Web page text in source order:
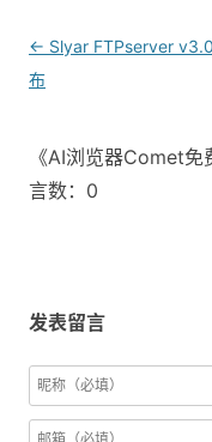
Post
navigation
← Slyar FTPserver
布
《AI浏览器Comet
言数：0
发表留言